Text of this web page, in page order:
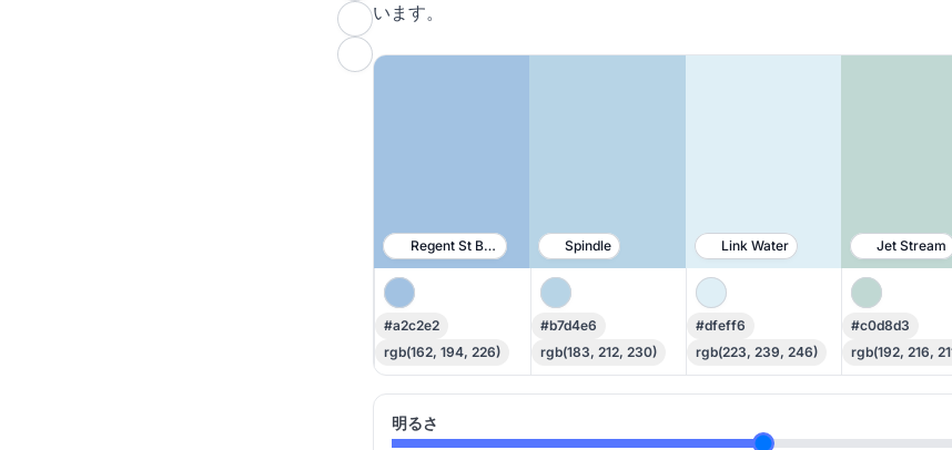
います。
Regent St Blue Spindle Link Water Jet Stream
#a2c2e2
rgb(162, 194, 226)
#b7d4e6
rgb(183, 212, 230)
#dfeff6
rgb(223, 239, 246)
#c0d8d3
rgb(192, 216,
明るさ